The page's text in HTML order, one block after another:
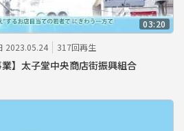
03:20
2023.05.24 317回再生
業】太子堂中央商店街振興組合